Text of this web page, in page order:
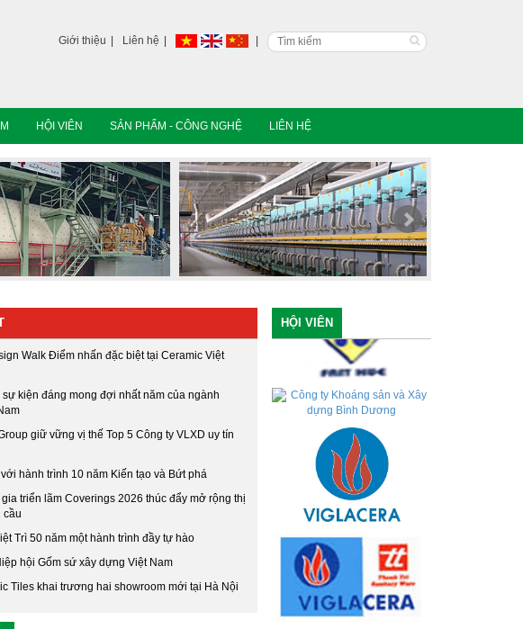
Giới thiệu Liên hệ
HỘI VIÊN SẢN PHẨM - CÔNG NGHỆ LIÊN HỆ
Walk Điểm nhấn đặc biệt tại Ceramic Việt
sự kiện đáng mong đợi nhất năm của ngành
giữ vững vị thế Top 5 Công ty VLXD uy tín
hành trình 10 năm Kiến tạo và Bứt phá
gia triển lãm Coverings 2026 thúc đẩy mở rộng thị
cầu
Trì 50 năm một hành trình đầy tự hào
hội Gốm sứ xây dựng Việt Nam
Tiles khai trương hai showroom mới tại Hà Nội
HỘI VIÊN